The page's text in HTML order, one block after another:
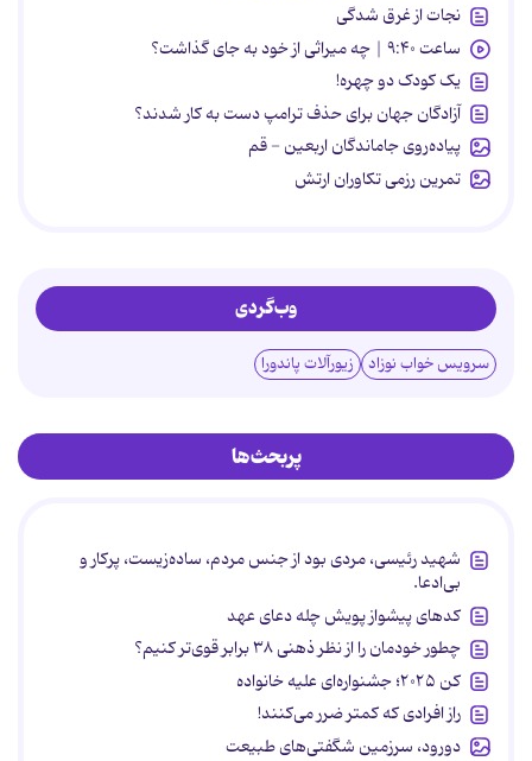
نجات از غرق شدگی
ساعت ۹:۴۰ | چه میراثی از خود به جای گذاشت؟
یک کودک دو چهره!
آزادگان جهان برای حذف ترامپ دست به کار شدند؟
پیاده‌روی جاماندگان اربعین - قم
تمرین رزمی تکاوران ارتش
وب‌گردی
سرویس خواب نوزاد زیورآلات پاندورا
پربحث‌ها
شهید رئیسی، مردی بود از جنس مردم، ساده‌زیست، پرکار و
بی‌ادعا.
کدهای پیشواز پویش چله دعای عهد
چطور خودمان را از نظر ذهنی ۳۸ برابر قوی‌تر کنیم؟
کن ۲۰۲۵؛ جشنواره‌ای علیه خانواده
راز افرادی که کمتر ضرر می‌کنند!
دورود، سرزمین شگفتی‌های طبیعت